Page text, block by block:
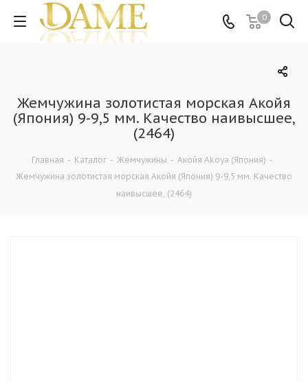
0
Жемчужина золотистая морская Акойя
(Япония) 9-9,5 мм. Качество наивысшее,
(2464)
Главная - Каталог - Жемчужины - Акойя Akoya (Япония) -
Жемчужина золотистая морская Акойя (Япония) 9-9,5 мм. Качество
наивысшее, (2464)